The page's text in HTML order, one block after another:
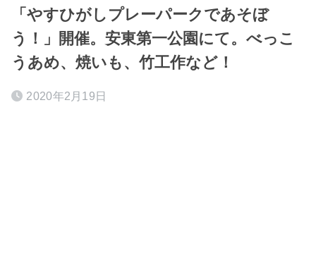
「やすひがしプレーパークであそぼ
う！」開催。安東第一公園にて。べっこ
うあめ、焼いも、竹工作など！
2020年2月19日